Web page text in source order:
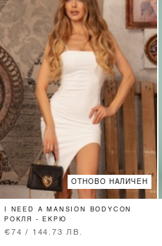
ОТНОВО НАЛИЧЕН
I NEED A MANSION BODYCON
РОКЛЯ - ЕКРЮ
€74 / 144.73 ЛВ.